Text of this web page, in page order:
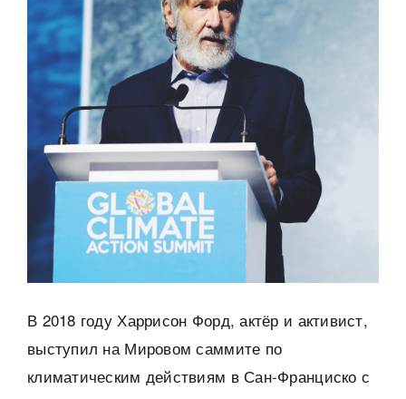
В 2018 году Харрисон Форд, актёр и активист,
выступил на Мировом саммите по
климатическим действиям в Сан-Франциско с